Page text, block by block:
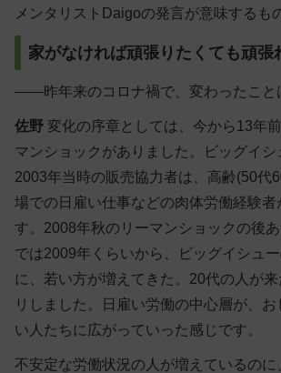
メンタリストDaigoの発言が意味するも
家がなければ頑張りたくても頑張
――昨年来のコロナ禍で、変わったこと
佐野 変化の序章としては、今から13年
マンショックがありました。ビッグイシ
2003年当時の販売協力者は、高齢(50代
場での日雇い仕事などの肉体労働経験
す。2008年秋のリーマンショックの後
では2009年くらいから、ビッグイシュ
に、若い方が増えてきた。20代の人が
リしました。日雇い労働の中心層が、
い人たちに広がっていった感じです。
不安定な労働状況の人が増えているのに